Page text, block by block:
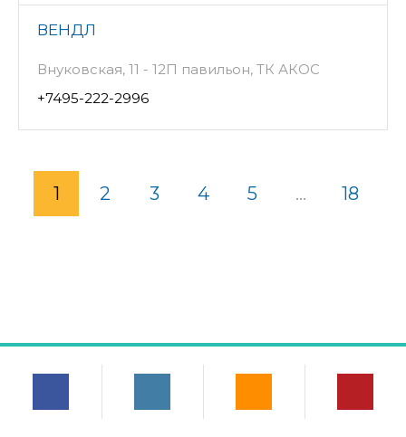
ВЕНДЛ
Внуковская, 11 - 12П павильон, ТК АКОС
+7495-222-2996
1 2 3 4 5 ... 18